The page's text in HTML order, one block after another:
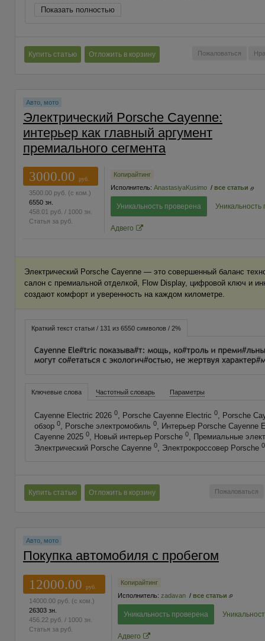
Показать полностью
Пожаловаться
Купить статью Отложить в корзину
Авто, мото
Электрический Porsche Cayenne:
интерьер как главный аргумент
премиального сегмента
3000.00
руб.
3500.00 руб. (с ком.)
6550 зн.
458.01 руб. / 1000 зн.
Статья за руб.
Копирайтинг
Исполнитель: AnastasiyaKusimo / все статьи
Уникальность проверена Уникальность
Адвего
Электрический Porsche Cayenne — это совершенный баланс
салон с премиальной отделкой, Flow Display, цифровой ключ и
создают комфорт и уверенность на каждом километре.
Краткий текст статьи / 131 из 6550 символов / 2%
Ключевые слова Частотный словарь Параметры
Cayenne Electric 2026 0, Porsche Cayenne Electric 0, Porsche
обзор 0, Porsche электромобиль 0, Интерьер Porsche Cayenne
Cayenne 2025 0, Новый интерьер Porsche 0, Премиальные
Электрический Porsche Cayenne 0, Электрокроссовер Porsche 0
Пожаловаться
Купить статью Отложить в корзину
Авто, мото
Покупка автомобиля с пробегом
12000.00
руб.
14000.00 руб. (с ком.)
26303 зн.
456.22 руб. / 1000 зн.
Статья за руб.
Копирайтинг
Исполнитель: zadavan / все статьи
Уникальность проверена
Адвего